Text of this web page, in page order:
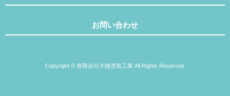
お問い合わせ
Copyright © 有限会社大槻塗装工業 All Rights Reserved.